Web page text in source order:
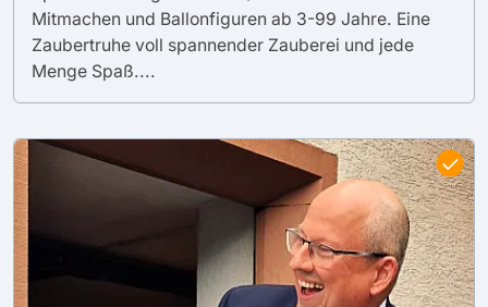
Mitmachen und Ballonfiguren ab 3-99 Jahre. Eine
Zaubertruhe voll spannender Zauberei und jede
Menge Spaß....